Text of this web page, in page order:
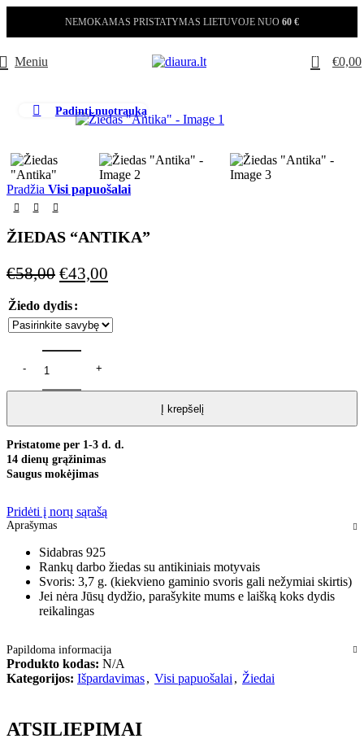
NEMOKAMAS PRISTATYMAS LIETUVOJE NUO 60 €
Meniu 0 €0,00
Padinti nuotrauką
Pradžia Visi papuošalai
ŽIEDAS “ANTIKA”
€58,00 Original
was:
€58,00.
€43,00
€43,00.
Žiedo dydis
produkto kiekis: Žiedas "Antika"
Į krepšelį
Pristatome per 1-3 d. d.
14 dienų grąžinimas
Saugus mokėjimas
Pridėti į norų sąrašą
Aprašymas
Sidabras 925
Rankų darbo žiedas su antikiniais motyvais
Svoris: 3,7 g. (kiekvieno gaminio svoris gali nežymiai skirtis)
Jei nėra Jūsų dydžio, parašykite mums e laišką koks dydis
reikalingas
Papildoma informacija
Produkto kodas: N/A
Kategorijos: Išpardavimas, Visi papuošalai , Žiedai
ATSILIEPIMAI